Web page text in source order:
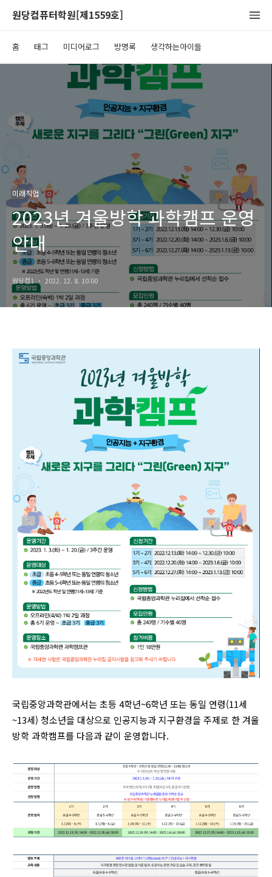
원당컴퓨터학원[제1559호]
홈 태그 미디어로그 방명록 생각하는아이들
미래직업
2023년 겨울방학 과학캠프 운영
안내
원당컴1 2022. 12. 8. 10:00
국립중앙과학관에서는 초등 4학년~6학년 또는 동일 연령(11세
~13세) 청소년을 대상으로 인공지능과 지구환경을 주제로 한 겨울
방학 과학캠프를 다음과 같이 운영합니다.